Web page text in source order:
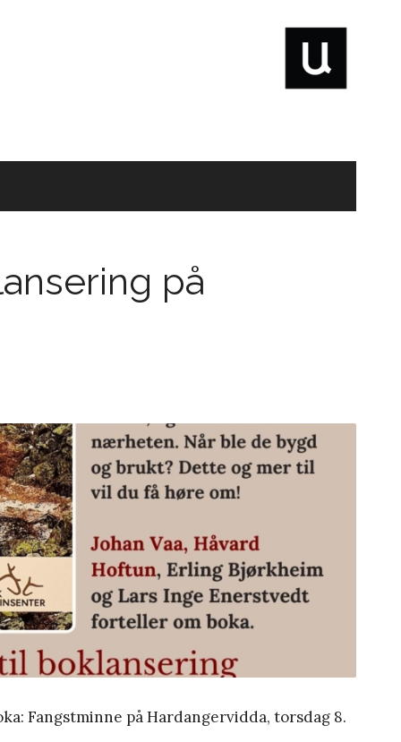
på
Fangstminne på Hardangervidda, torsdag 8.